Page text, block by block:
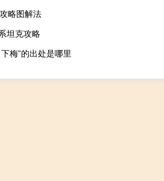
略图解法
坦克攻略
梅”的出处是哪里